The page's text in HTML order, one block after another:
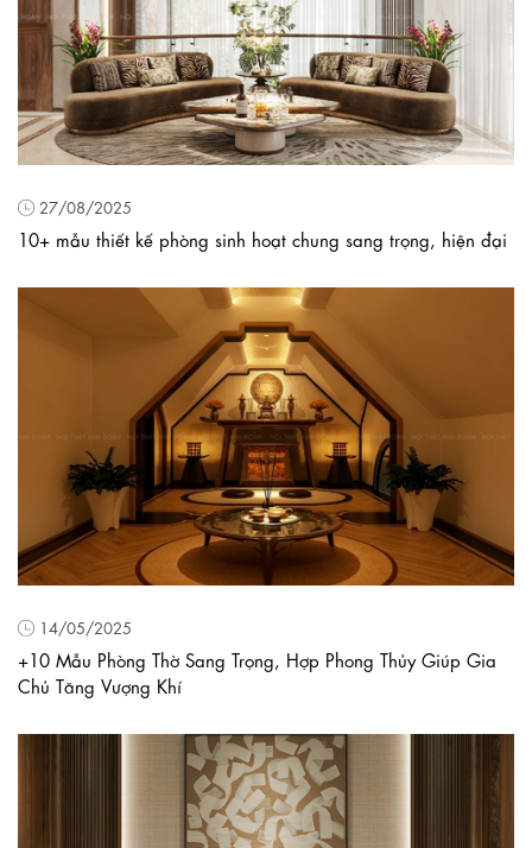
27/08/2025
10+ mẫu thiết kế phòng sinh hoạt chung sang trọng, hiện đại
14/05/2025
+10 Mẫu Phòng Thờ Sang Trọng, Hợp Phong Thủy Giúp Gia
Chủ Tăng Vượng Khí